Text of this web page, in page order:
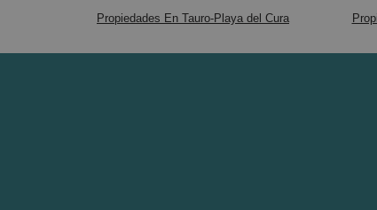
Propiedades En Tauro-Playa del Cura